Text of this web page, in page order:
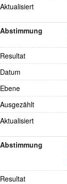
Aktualisiert
Abstimmung
Resultat
Datum
Ebene
Ausgezählt
Aktualisiert
Abstimmung
Resultat